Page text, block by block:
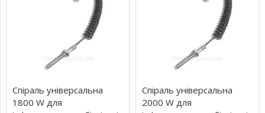
Спіраль універсальна
1800 W для
Спіраль універсальна
2000 W для